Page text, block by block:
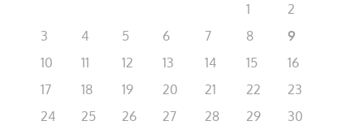
1
2
3
4 5 6 7 8
9
10
11 12 13 14 15
16
17
18 19 20 21 22
23
24
25 26 27 28 29
30